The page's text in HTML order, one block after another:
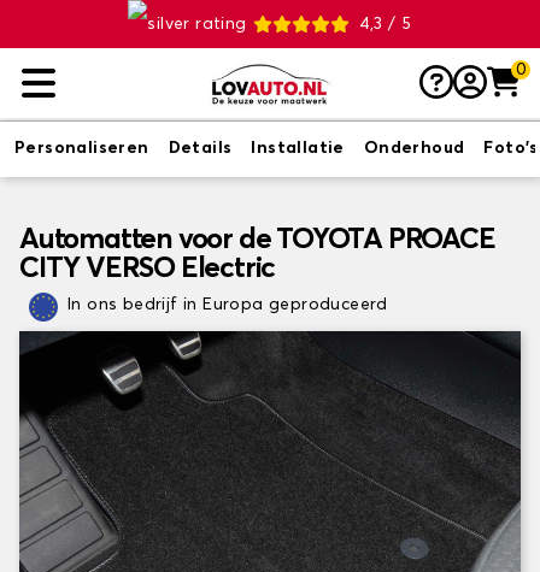
4,3 / 5
0
Personaliseren Details Installatie Onderhoud Foto's
Automatten voor de TOYOTA PROACE
CITY VERSO Electric
In ons bedrijf in Europa geproduceerd